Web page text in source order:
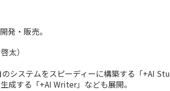
発・販売。
太）
システムをスピーディーに構築する「+AI
成する「+AI Writer」なども展開。